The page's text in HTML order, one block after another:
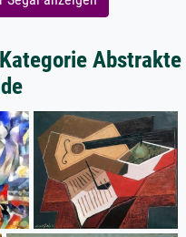
Abstrakte